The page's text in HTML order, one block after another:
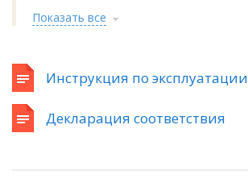
Показать все
Инструкция по эксплуатации
Декларация соответствия